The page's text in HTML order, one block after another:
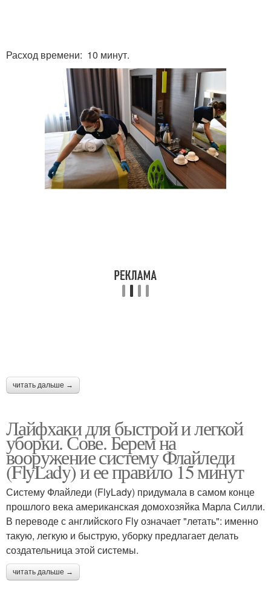
Расход времени: 10 минут.
читать дальше →
Лайфхаки для быстрой и легкой
уборки. Сове. Берем на
вооружение систему Флайледи
(FlyLady) и ее правило 15 минут
Систему Флайледи (FlyLady) придумала в самом конце
прошлого века американская домохозяйка Марла Силли.
В переводе с английского Fly означает "летать": именно
такую, легкую и быструю, уборку предлагает делать
создательница этой системы.
читать дальше →